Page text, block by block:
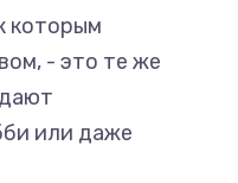
которым
- это те же
или даже